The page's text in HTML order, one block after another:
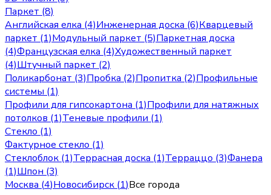
Паркет (8)
Английская елка (4)Инженерная доска (6)Кварцевый
паркет (1)Модульный паркет (5)Паркетная доска
(4)Французская елка (4)Художественный паркет
(4)Штучный паркет (2)
Поликарбонат (3)Пробка (2)Пропитка (2)Профильные
системы (1)
Профили для гипсокартона (1)Профили для натяжных
потолков (1)Теневые профили (1)
Стекло (1)
Фактурное стекло (1)
Стеклоблок (1)Террасная доска (1)Терраццо (3)Фанера
(1)Шпон (3)
Москва (4)Новосибирск (1)Все города